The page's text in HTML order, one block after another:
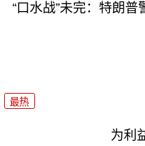
“口水战”未完：特朗普
最热
为利